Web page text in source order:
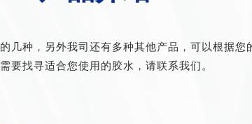
几种，另外我司还有多种其他产品，可以根据您
要找寻适合您使用的胶水，请联系我们。